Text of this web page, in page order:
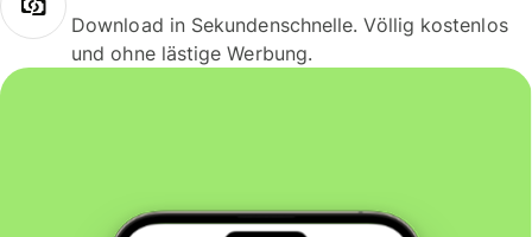
Download in Sekundenschnelle. Völlig kostenlos
und ohne lästige Werbung.